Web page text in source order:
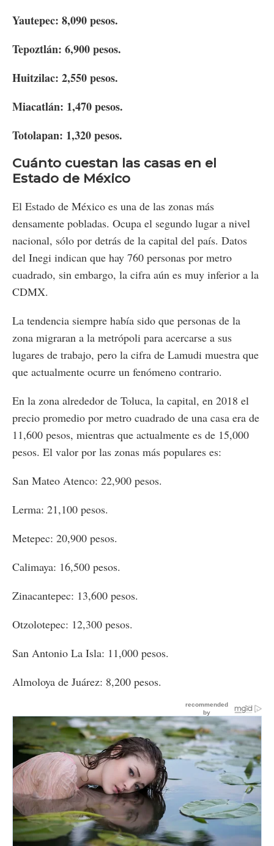
Yautepec: 8,090 pesos.
Tepoztlán: 6,900 pesos.
Huitzilac: 2,550 pesos.
Miacatlán: 1,470 pesos.
Totolapan: 1,320 pesos.
Cuánto cuestan las casas en el
Estado de México
El Estado de México es una de las zonas más
densamente pobladas. Ocupa el segundo lugar a nivel
nacional, sólo por detrás de la capital del país. Datos
del Inegi indican que hay 760 personas por metro
cuadrado, sin embargo, la cifra aún es muy inferior a la
CDMX.
La tendencia siempre había sido que personas de la
zona migraran a la metrópoli para acercarse a sus
lugares de trabajo, pero la cifra de Lamudi muestra que
que actualmente ocurre un fenómeno contrario.
En la zona alrededor de Toluca, la capital, en 2018 el
precio promedio por metro cuadrado de una casa era de
11,600 pesos, mientras que actualmente es de 15,000
pesos. El valor por las zonas más populares es:
San Mateo Atenco: 22,900 pesos.
Lerma: 21,100 pesos.
Metepec: 20,900 pesos.
Calimaya: 16,500 pesos.
Zinacantepec: 13,600 pesos.
Otzolotepec: 12,300 pesos.
San Antonio La Isla: 11,000 pesos.
Almoloya de Juárez: 8,200 pesos.